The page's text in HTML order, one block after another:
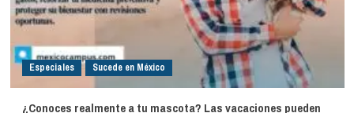
Especiales Sucede en México
¿Conoces realmente a tu mascota? Las vacaciones pueden